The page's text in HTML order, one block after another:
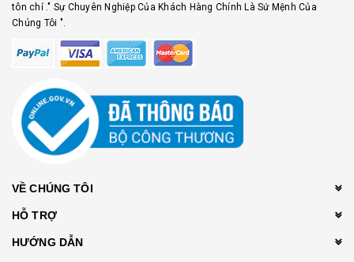
tôn chỉ ." Sự Chuyên Nghiệp Của Khách Hàng Chính Là Sứ Mệnh Của
Chúng Tôi ".
VỀ CHÚNG TÔI
HỖ TRỢ
HƯỚNG DẪN